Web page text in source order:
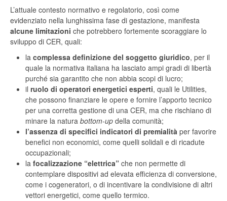
L’attuale contesto normativo e regolatorio, così come
evidenziato nella lunghissima fase di gestazione, manifesta
alcune limitazioni che potrebbero fortemente scoraggiare lo
sviluppo di CER, quali:
la complessa definizione del soggetto giuridico, per il
quale la normativa italiana ha lasciato ampi gradi di libertà
purché sia garantito che non abbia scopi di lucro;
il ruolo di operatori energetici esperti, quali le Utilities,
che possono finanziare le opere e fornire l’apporto tecnico
per una corretta gestione di una CER, ma che rischiano di
minare la natura bottom-up della comunità;
l’assenza di specifici indicatori di premialità per favorire
benefici non economici, come quelli solidali e di ricadute
occupazionali;
la focalizzazione “elettrica” che non permette di
contemplare dispositivi ad elevata efficienza di conversione,
come i cogeneratori, o di incentivare la condivisione di altri
vettori energetici, come quello termico.